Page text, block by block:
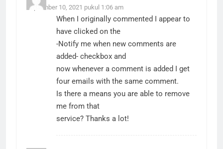
September 10, 2021 pukul 1:06 am
When I originally commented I appear to
have clicked on the
-Notify me when new comments are
added- checkbox and
now whenever a comment is added I get
four emails with the same comment.
Is there a means you are able to remove
me from that
service? Thanks a lot!